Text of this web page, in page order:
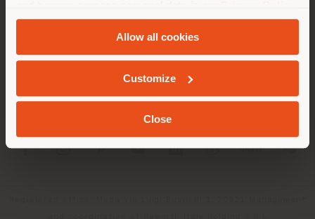
andCookie Policy.
Allow all cookies
Customize
Close
GEOLOKALISIERT
PRODUKTLINIEN
INFO & DIENSTLEISTUNGEN